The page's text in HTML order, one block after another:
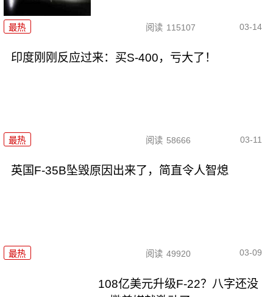
最热 阅读 115107 03-14
印度刚刚反应过来：买S-400，亏大了！
最热 阅读 58666 03-11
英国F-35B坠毁原因出来了，简直令人智熄
最热 阅读 49920 03-09
108亿美元升级F-22？八字还没